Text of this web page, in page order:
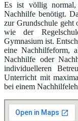
Es ist völlig
Nachhilfe benötigt.
zur Grundschule geht
wie der
Gymnasium ist.
eine Nachhilfeform,
Nachhilfe oder
individuelleren
Unterricht mit
bei einem